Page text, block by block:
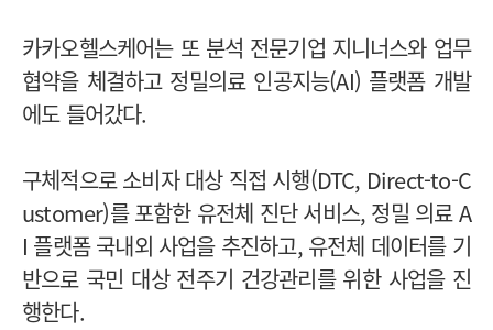
카카오헬스케어는 또 분석 전문기업 지니너스와 업무
협약을 체결하고 정밀의료 인공지능(AI) 플랫폼 개발
에도 들어갔다.
구체적으로 소비자 대상 직접 시행(DTC, Direct-to-C
ustomer)를 포함한 유전체 진단 서비스, 정밀 의료 A
I 플랫폼 국내외 사업을 추진하고, 유전체 데이터를 기
반으로 국민 대상 전주기 건강관리를 위한 사업을 진
행한다.